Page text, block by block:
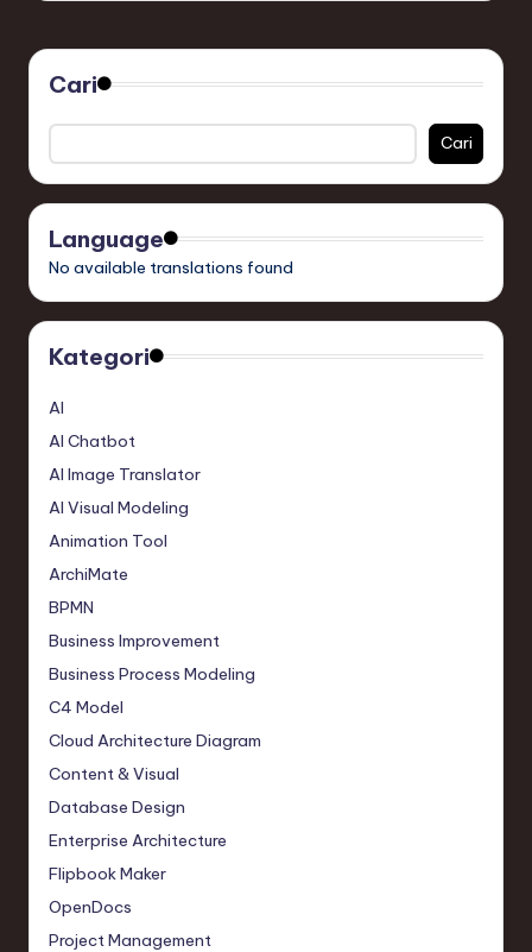
Cari
Cari
Language
No available translations found
Kategori
AI
AI Chatbot
AI Image Translator
AI Visual Modeling
Animation Tool
ArchiMate
BPMN
Business Improvement
Business Process Modeling
C4 Model
Cloud Architecture Diagram
Content & Visual
Database Design
Enterprise Architecture
Flipbook Maker
OpenDocs
Project Management